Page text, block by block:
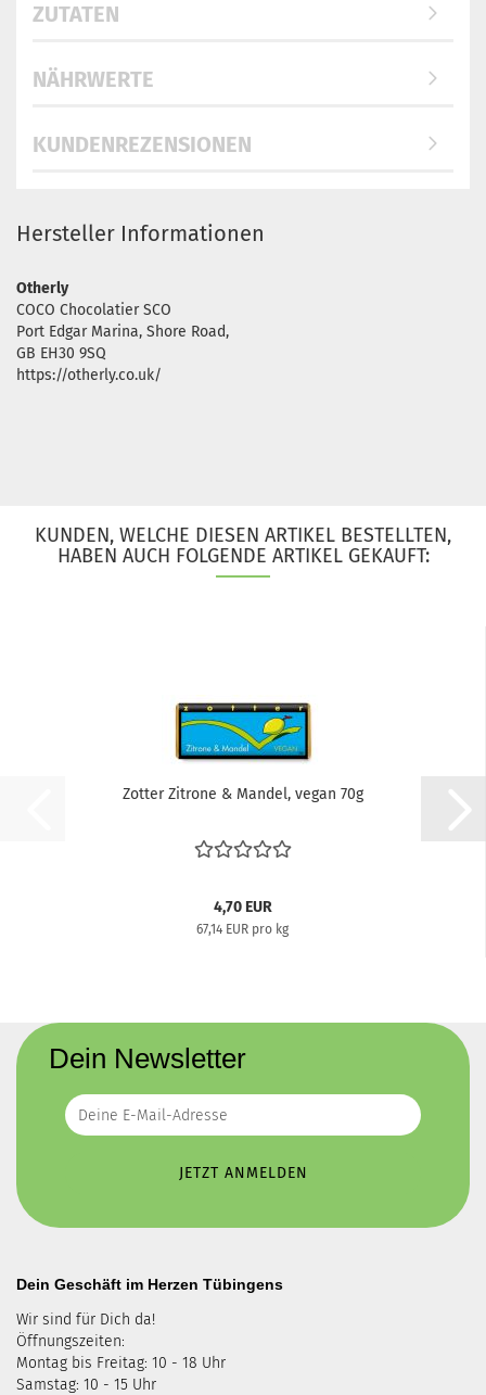
ZUTATEN
NÄHRWERTE
KUNDENREZENSIONEN
Hersteller Informationen
Otherly
COCO Chocolatier SCO
Port Edgar Marina, Shore Road,
GB EH30 9SQ
https://otherly.co.uk/
KUNDEN, WELCHE DIESEN ARTIKEL BESTELLTEN,
HABEN AUCH FOLGENDE ARTIKEL GEKAUFT:
Zotter Zitrone & Mandel, vegan 70g
4,70 EUR
67,14 EUR pro kg
Dein Newsletter
Dein Geschäft im Herzen Tübingens
Wir sind für Dich da!
Öffnungszeiten:
Montag bis Freitag: 10 - 18 Uhr
Samstag: 10 - 15 Uhr